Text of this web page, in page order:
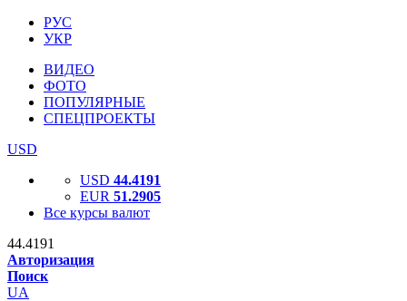
РУС
УКР
ВИДЕО
ФОТО
ПОПУЛЯРНЫЕ
СПЕЦПРОЕКТЫ
USD
USD 44.4191
EUR 51.2905
Все курсы валют
44.4191
Авторизация
Поиск
UA